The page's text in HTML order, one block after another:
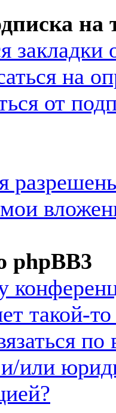
на
закладки
на
от
phpBB3
такой-
по
или